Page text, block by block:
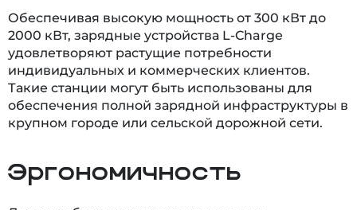
Обеспечивая высокую мощность от 300 кВт до
2000 кВт, зарядные устройства L-Charge
удовлетворяют растущие потребности
индивидуальных и коммерческих клиентов.
Такие станции могут быть использованы для
обеспечения полной зарядной инфраструктуры в
крупном городе или сельской дорожной сети.
Эргономичность